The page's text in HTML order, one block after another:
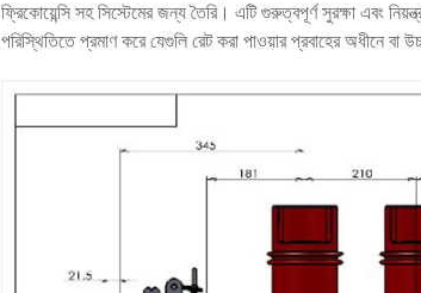
ফ্রিকোয়েন্সি সহ সিস্টেমের জন্য তৈরি। এটি গুরুত্বপূর্ণ সুরক্ষা এবং
পরিস্থিতিতে প্রমাণ করে যেগুলি রেট করা পাওয়ার প্রবাহের অধীনে